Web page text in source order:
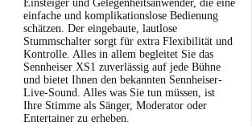
Einsteiger und Gelegenheitsanwender, die eine
einfache und komplikationslose Bedienung
schätzen. Der eingebaute, lautlose
Stummschalter sorgt für extra Flexibilität und
Kontrolle. Alles in allem begleitet Sie das
Sennheiser XS1 zuverlässig auf jede Bühne
und bietet Ihnen den bekannten Sennheiser-
Live-Sound. Alles was Sie tun müssen, ist
Ihre Stimme als Sänger, Moderator oder
Entertainer zu erheben.